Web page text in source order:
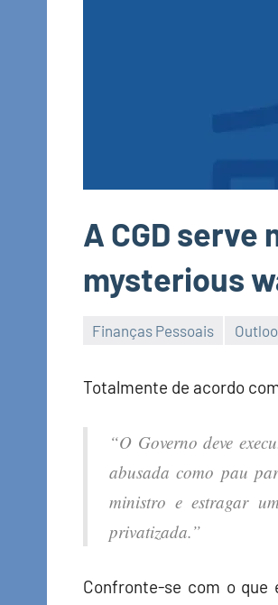
A CGD serve
mysterious
Finanças Pessoais
Economia
Finanças
Totalmente de acordo
“O Governo deve
abusada como pau
ministro e estragar
privatizada.”
Confronte-se com o que